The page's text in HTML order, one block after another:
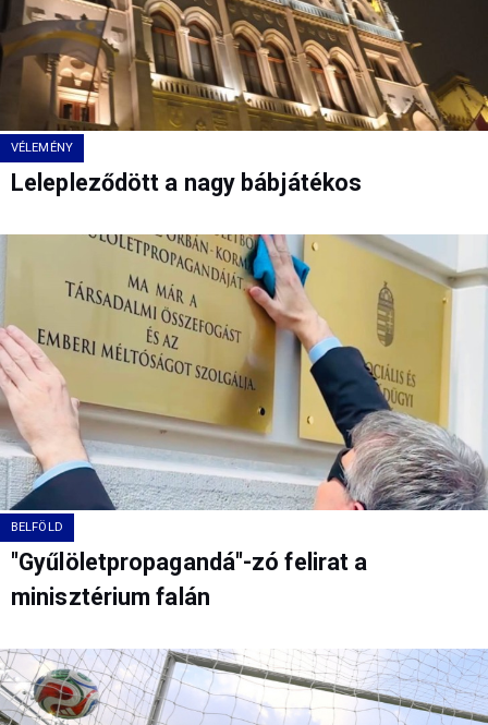
VÉLEMÉNY
Lelepleződött a nagy bábjátékos
BELFÖLD
"Gyűlöletpropagandá"-zó felirat a
minisztérium falán